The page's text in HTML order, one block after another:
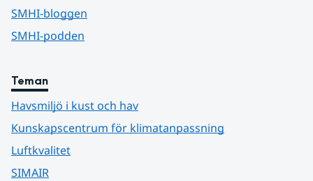
SMHI-bloggen
SMHI-podden
Teman
Havsmiljö i kust och hav
Kunskapscentrum för klimatanpassning
Luftkvalitet
SIMAIR